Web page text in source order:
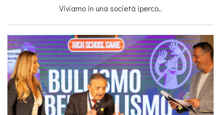
Viviamo in una società iperco..